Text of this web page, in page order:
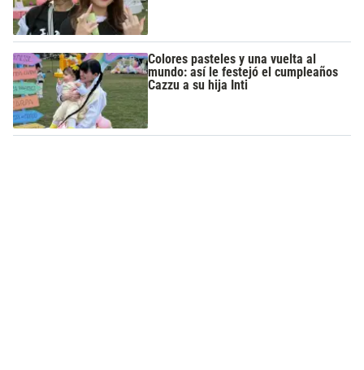
Colores pasteles y una vuelta al
mundo: así le festejó el cumpleaños
Cazzu a su hija Inti